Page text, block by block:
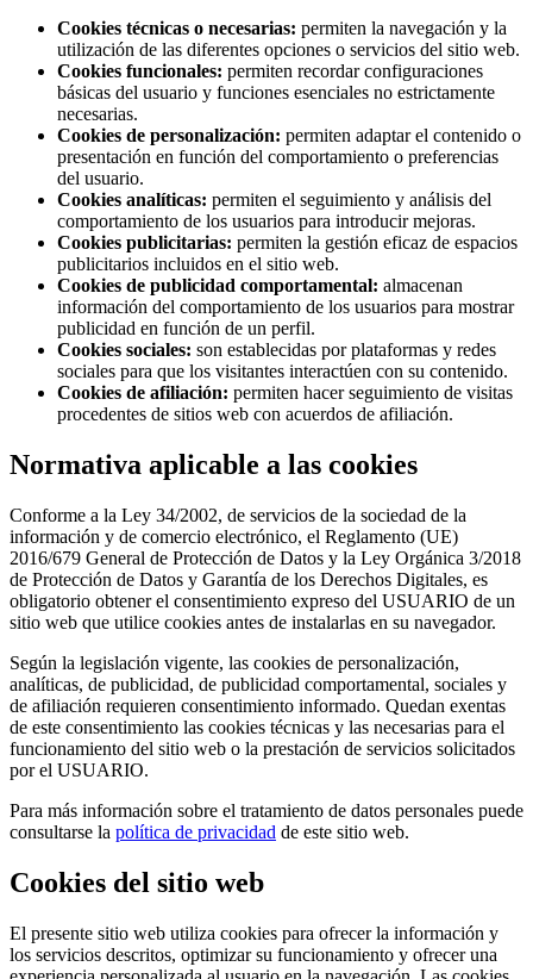
Cookies técnicas o necesarias: permiten la navegación y la
utilización de las diferentes opciones o servicios del sitio web.
Cookies funcionales: permiten recordar configuraciones
básicas del usuario y funciones esenciales no estrictamente
necesarias.
Cookies de personalización: permiten adaptar el contenido o
presentación en función del comportamiento o preferencias
del usuario.
Cookies analíticas: permiten el seguimiento y análisis del
comportamiento de los usuarios para introducir mejoras.
Cookies publicitarias: permiten la gestión eficaz de espacios
publicitarios incluidos en el sitio web.
Cookies de publicidad comportamental: almacenan
información del comportamiento de los usuarios para mostrar
publicidad en función de un perfil.
Cookies sociales: son establecidas por plataformas y redes
sociales para que los visitantes interactúen con su contenido.
Cookies de afiliación: permiten hacer seguimiento de visitas
procedentes de sitios web con acuerdos de afiliación.
Normativa aplicable a las cookies
Conforme a la Ley 34/2002, de servicios de la sociedad de la
información y de comercio electrónico, el Reglamento (UE)
2016/679 General de Protección de Datos y la Ley Orgánica 3/2018
de Protección de Datos y Garantía de los Derechos Digitales, es
obligatorio obtener el consentimiento expreso del USUARIO de un
sitio web que utilice cookies antes de instalarlas en su navegador.
Según la legislación vigente, las cookies de personalización,
analíticas, de publicidad, de publicidad comportamental, sociales y
de afiliación requieren consentimiento informado. Quedan exentas
de este consentimiento las cookies técnicas y las necesarias para el
funcionamiento del sitio web o la prestación de servicios solicitados
por el USUARIO.
Para más información sobre el tratamiento de datos personales puede
consultarse la política de privacidad de este sitio web.
Cookies del sitio web
El presente sitio web utiliza cookies para ofrecer la información y
los servicios descritos, optimizar su funcionamiento y ofrecer una